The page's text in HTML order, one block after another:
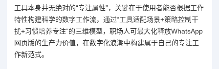
工具本身并无绝对的“专注属性”，关键在于使用者能否根据工作
特性构建科学的数字工作流，通过“工具适配场景+策略控制干
扰+习惯培养专注”的三维模型，职场人可最大化释放WhatsApp
网页版的生产力价值，在数字化浪潮中构建属于自己的专注工
作新范式。